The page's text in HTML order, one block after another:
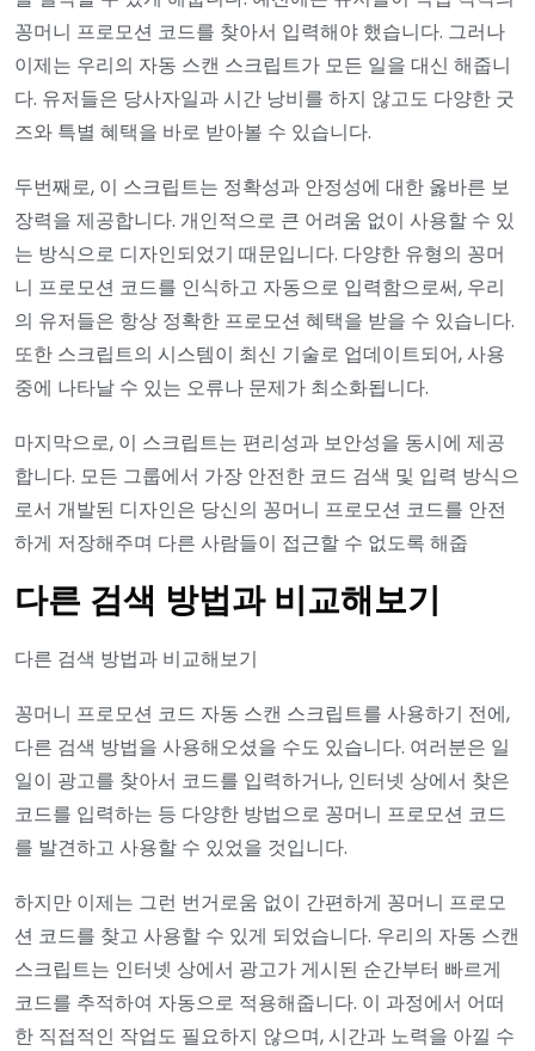
꽁머니 프로모션 코드를 찾아서 입력해야 했습니다. 그러나
이제는 우리의 자동 스캔 스크립트가 모든 일을 대신 해줍니
다. 유저들은 당사자일과 시간 낭비를 하지 않고도 다양한 굿
즈와 특별 혜택을 바로 받아볼 수 있습니다.
두번째로, 이 스크립트는 정확성과 안정성에 대한 옳바른 보
장력을 제공합니다. 개인적으로 큰 어려움 없이 사용할 수 있
는 방식으로 디자인되었기 때문입니다. 다양한 유형의 꽁머
니 프로모션 코드를 인식하고 자동으로 입력함으로써, 우리
의 유저들은 항상 정확한 프로모션 혜택을 받을 수 있습니다.
또한 스크립트의 시스템이 최신 기술로 업데이트되어, 사용
중에 나타날 수 있는 오류나 문제가 최소화됩니다.
마지막으로, 이 스크립트는 편리성과 보안성을 동시에 제공
합니다. 모든 그룹에서 가장 안전한 코드 검색 및 입력 방식으
로서 개발된 디자인은 당신의 꽁머니 프로모션 코드를 안전
하게 저장해주며 다른 사람들이 접근할 수 없도록 해줍
다른 검색 방법과 비교해보기
다른 검색 방법과 비교해보기
꽁머니 프로모션 코드 자동 스캔 스크립트를 사용하기 전에,
다른 검색 방법을 사용해오셨을 수도 있습니다. 여러분은 일
일이 광고를 찾아서 코드를 입력하거나, 인터넷 상에서 찾은
코드를 입력하는 등 다양한 방법으로 꽁머니 프로모션 코드
를 발견하고 사용할 수 있었을 것입니다.
하지만 이제는 그런 번거로움 없이 간편하게 꽁머니 프로모
션 코드를 찾고 사용할 수 있게 되었습니다. 우리의 자동 스캔
스크립트는 인터넷 상에서 광고가 게시된 순간부터 빠르게
코드를 추적하여 자동으로 적용해줍니다. 이 과정에서 어떠
한 직접적인 작업도 필요하지 않으며, 시간과 노력을 아낄 수